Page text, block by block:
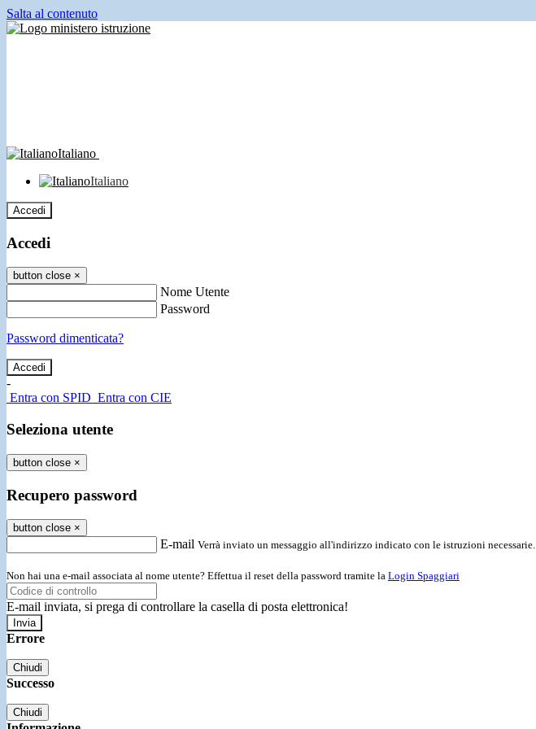
Salta al contenuto
Italiano
Italiano
Accedi
Accedi
button close ×
Nome Utente
Password
Password dimenticata?
-
Entra con SPID Entra con CIE
Seleziona utente
button close ×
Recupero password
button close ×
E-mail Verrà inviato un messaggio all'indirizzo indicato con le istruzioni necessarie.
Non hai una e-mail associata al nome utente? Effettua il reset della password tramite la Login Spaggiari
E-mail inviata, si prega di controllare la casella di posta elettronica!
Errore
Chiudi
Successo
Chiudi